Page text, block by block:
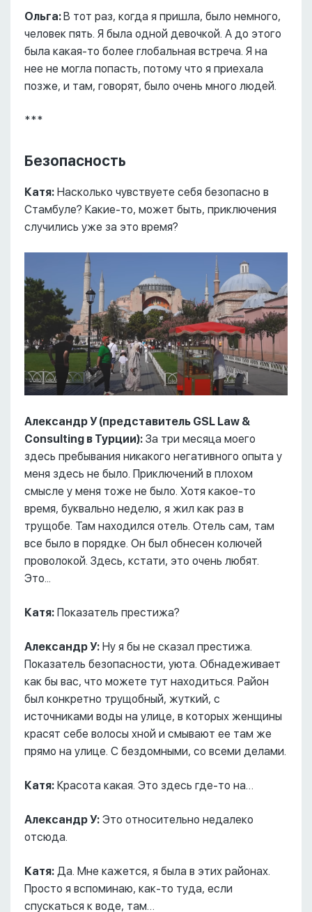
Ольга: В тот раз, когда я пришла, было немного,
человек пять. Я была одной девочкой. А до этого
была какая-то более глобальная встреча. Я на
нее не могла попасть, потому что я приехала
позже, и там, говорят, было очень много людей.
***
Безопасность
Катя: Насколько чувствуете себя безопасно в
Стамбуле? Какие-то, может быть, приключения
случились уже за это время?
Александр У (представитель GSL Law &
Consulting в Турции): За три месяца моего
здесь пребывания никакого негативного опыта у
меня здесь не было. Приключений в плохом
смысле у меня тоже не было. Хотя какое-то
время, буквально неделю, я жил как раз в
трущобе. Там находился отель. Отель сам, там
все было в порядке. Он был обнесен колючей
проволокой. Здесь, кстати, это очень любят.
Это...
Катя: Показатель престижа?
Александр У: Ну я бы не сказал престижа.
Показатель безопасности, уюта. Обнадеживает
как бы вас, что можете тут находиться. Район
был конкретно трущобный, жуткий, с
источниками воды на улице, в которых женщины
красят себе волосы хной и смывают ее там же
прямо на улице. С бездомными, со всеми делами.
Катя: Красота какая. Это здесь где-то на…
Александр У: Это относительно недалеко
отсюда.
Катя: Да. Мне кажется, я была в этих районах.
Просто я вспоминаю, как-то туда, если
спускаться к воде, там…